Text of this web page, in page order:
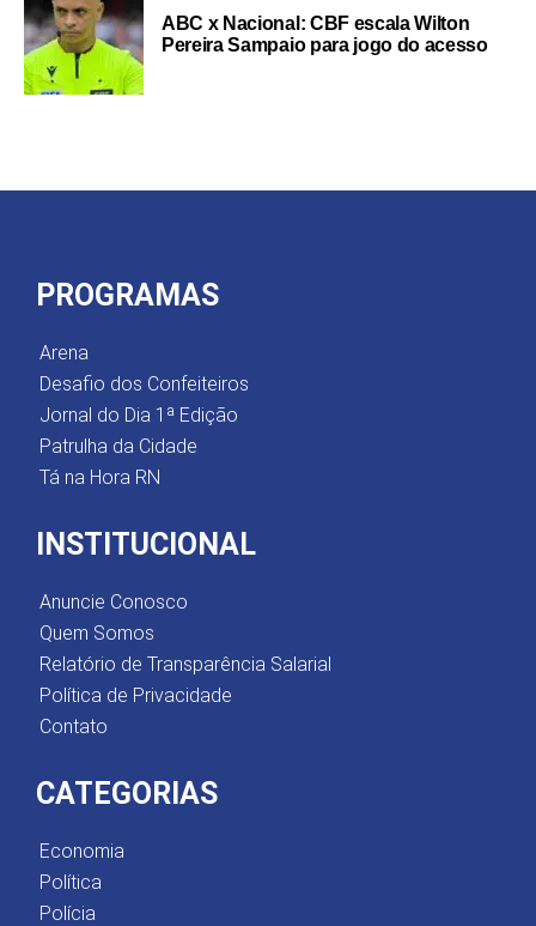
ABC x Nacional: CBF escala Wilton
Pereira Sampaio para jogo do acesso
PROGRAMAS
Arena
Desafio dos Confeiteiros
Jornal do Dia 1ª Edição
Patrulha da Cidade
Tá na Hora RN
INSTITUCIONAL
Anuncie Conosco
Quem Somos
Relatório de Transparência Salarial
Política de Privacidade
Contato
CATEGORIAS
Economia
Política
Polícia